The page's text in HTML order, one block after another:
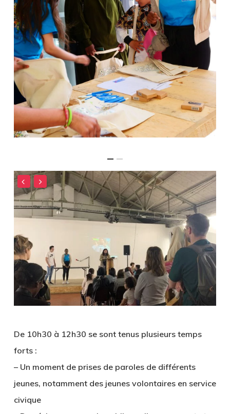
De 10h30 à 12h30 se sont tenus plusieurs temps
forts :
– Un moment de prises de paroles de différents
jeunes, notamment des jeunes volontaires en service
civique